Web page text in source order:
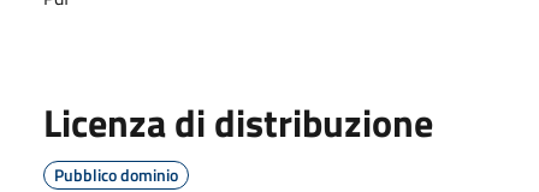
Licenza di distribuzione
Pubblico dominio